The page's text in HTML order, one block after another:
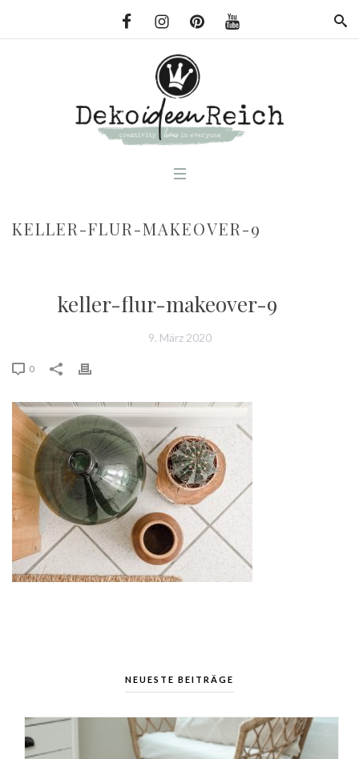
KELLER-FLUR-MAKEOVER-9
keller-flur-makeover-9
9. März 2020
0
NEUESTE BEITRÄGE